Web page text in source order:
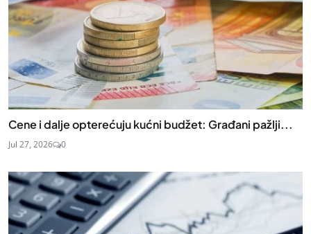
Cene i dalje opterećuju kućni budžet: Građani pažlji...
Jul 27, 2026 0